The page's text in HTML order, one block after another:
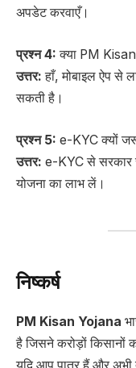
अपडेट करवाएँ।
प्रश्न 4: क्या PM
उत्तर: हाँ, मोबाइल ऐप से
सकती है।
प्रश्न 5: e-KYC क्यों
उत्तर: e-KYC से सरकार
योजना का लाभ लें।
निष्कर्ष
PM Kisan Yojana
है जिसने करोड़ों किसानों